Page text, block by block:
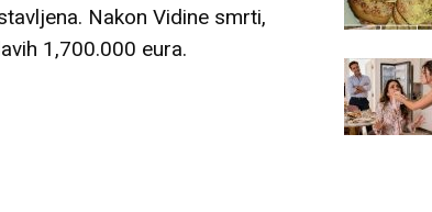
Nakon Vidine smrti,
1,700.000 eura.